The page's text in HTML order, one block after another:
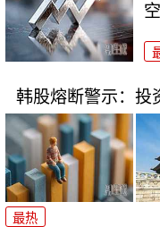
韩股熔断警示：投
最热